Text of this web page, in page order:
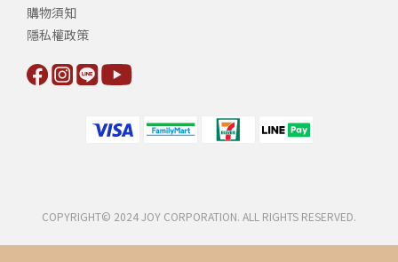
購物須知
隱私權政策
COPYRIGHT© 2024 JOY CORPORATION. ALL RIGHTS RESERVED.